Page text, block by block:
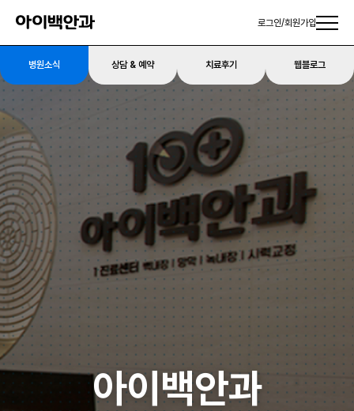
로그인/회원가입
아이백안과
병원소식 상담 & 예약 치료후기 웹블로그